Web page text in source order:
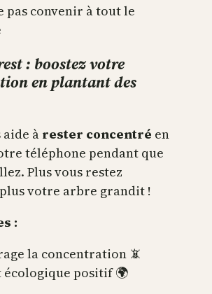
pas convenir à tout le
: boostez votre
en plantant des
aide à rester concentré en
téléphone pendant que
Plus vous restez
votre arbre grandit !
:
la concentration 📵
écologique positif 🌍